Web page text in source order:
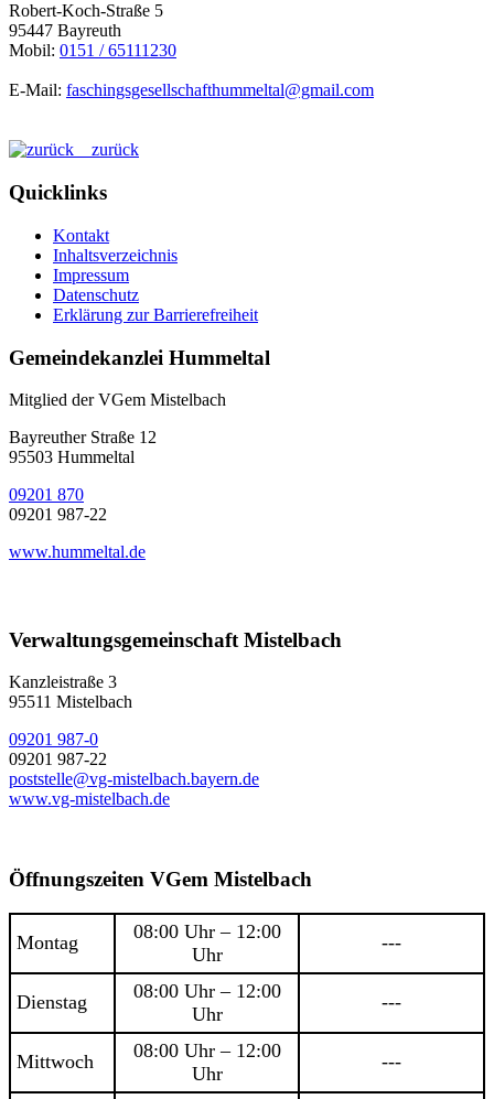
Robert-Koch-Straße 5
95447 Bayreuth
Mobil: 0151 / 65111230
E-Mail: faschingsgesellschafthummeltal@gmail.com
zurück
Quicklinks
Kontakt
Inhaltsverzeichnis
Impressum
Datenschutz
Erklärung zur Barrierefreiheit
Gemeindekanzlei Hummeltal
Mitglied der VGem Mistelbach
Bayreuther Straße 12
95503 Hummeltal
09201 870
09201 987-22
www.hummeltal.de
Verwaltungsgemeinschaft Mistelbach
Kanzleistraße 3
95511 Mistelbach
09201 987-0
09201 987-22
poststelle@vg-mistelbach.bayern.de
www.vg-mistelbach.de
Öffnungszeiten VGem Mistelbach
Montag
08:00 Uhr – 12:00
Uhr
---
Dienstag
08:00 Uhr – 12:00
Uhr
---
Mittwoch
08:00 Uhr – 12:00
Uhr
---